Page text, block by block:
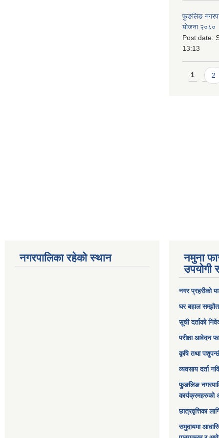
फुङलिङ
योजना २०८०
Post date:
13:13
Pages
1 2
नगरपालिका रहेको स्थान
नमुना
उपयोगी
नगर प्रहरीको
घर बहाल
सूची दर्ताको
परीक्षा आवेदन
कृषि तथा
व्यवसाय दर्ता
फुङलिङ
कार्यक्रमहरुको
छात्रवृत्तिका
समुदायमा